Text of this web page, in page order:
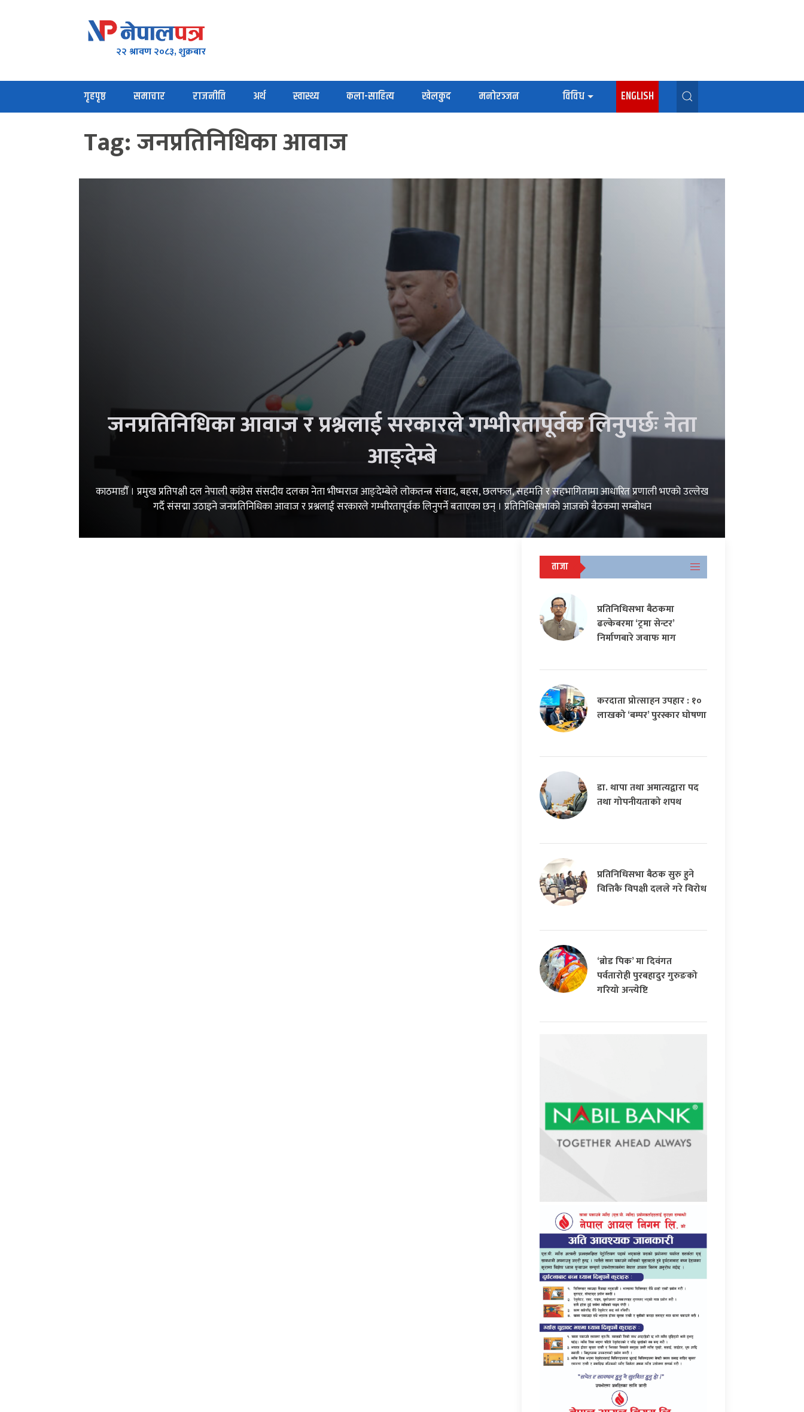
२२ श्रावण २०८३, शुक्रबार
गृहपृष्ठ समाचार राजनीति अर्थ स्वास्थ्य कला-साहित्य खेलकुद मनोरञ्जन विविध ENGLISH
Tag:जनप्रतिनिधिका आवाज
जनप्रतिनिधिका आवाज र प्रश्नलाई सरकारले गम्भीरतापूर्वक लिनुपर्छः नेता
आङ्देम्बे
काठमाडौँ । प्रमुख प्रतिपक्षी दल नेपाली कांग्रेस संसदीय दलका नेता भीष्मराज आङ्देम्बेले लोकतन्त्र संवाद, बहस, छलफल, सहमति र सहभागितामा आधारित प्रणाली भएको उल्लेख
गर्दै संसद्मा उठाइने जनप्रतिनिधिका आवाज र प्रश्नलाई सरकारले गम्भीरतापूर्वक लिनुपर्ने बताएका छन् । प्रतिनिधिसभाको आजको बैठकमा सम्बोधन
ताजा
प्रतिनिधिसभा बैठकमा
ढल्केबरमा ‘ट्रमा सेन्टर’
निर्माणबारे जवाफ माग
करदाता प्रोत्साहन उपहार : १०
लाखको ‘बम्पर’ पुरस्कार घोषणा
डा. थापा तथा अमात्यद्वारा पद
तथा गोपनीयताको शपथ
प्रतिनिधिसभा बैठक सुरु हुने
वित्तिकै विपक्षी दलले गरे विरोध
‘ब्रोड पिक’ मा दिवंगत
पर्वतारोही पुरबहादुर गुरुङको
गरियो अन्त्येष्टि